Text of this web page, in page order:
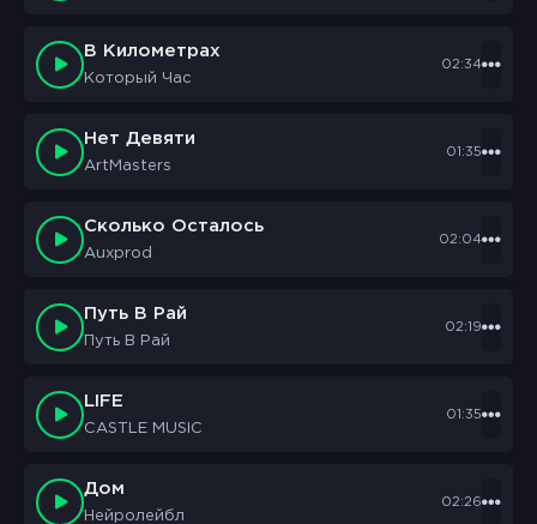
В Километрах
Который Час
02:34
Нет Девяти
ArtMasters
01:35
Сколько Осталось
Auxprod
02:04
Путь В Рай
Путь В Рай
02:19
LIFE
CASTLE MUSIC
01:35
Дом
Нейролейбл
02:26